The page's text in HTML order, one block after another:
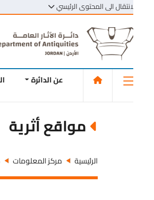
الى المحتوى الرئيسي
عن الدائرة
مواقع أثرية
الرئيسية مركز المعلومات مواقع